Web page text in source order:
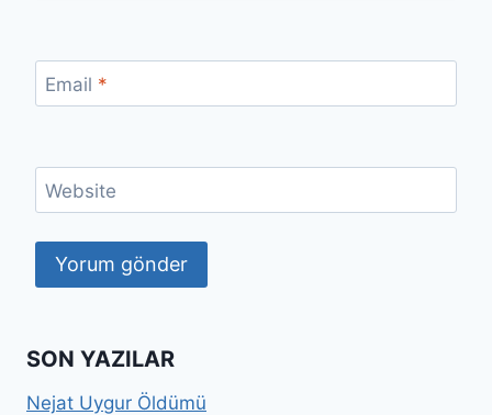
Email *
Website
SON YAZILAR
Nejat Uygur Öldümü